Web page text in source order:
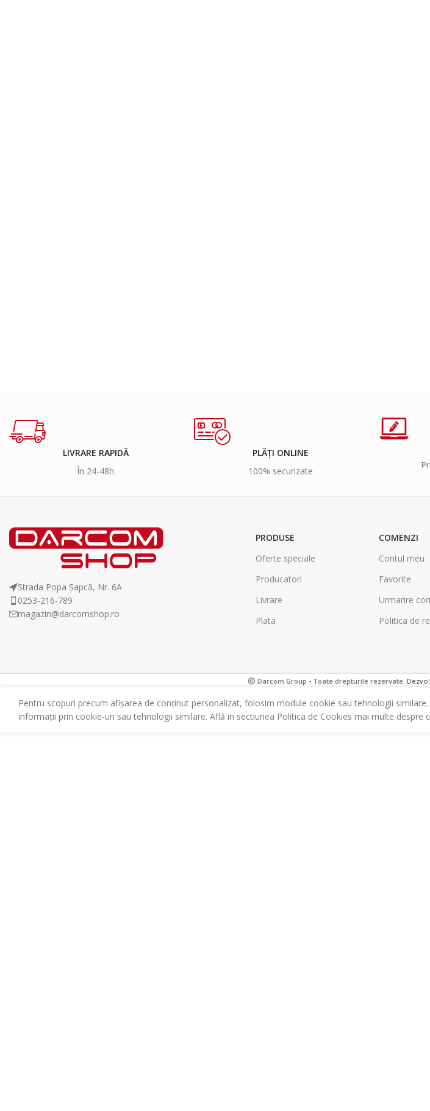
LIVRARE RAPIDĂ
În 24-48h
PLĂȚI ONLINE
100% securizate
Strada Popa Șapcă, Nr. 6A
0253-216-789
magazin@darcomshop.ro
PRODUSE
Oferte speciale
Producatori
Livrare
Plata
COMENZI
Contul meu
Favorite
Urmarire
Politica de
Darcom Group - Toate drepturile rezervate.
Pentru scopuri precum afișarea de conținut personalizat, folosim module cookie sau tehnologii
informații prin cookie-uri sau tehnologii similare. Află in sectiunea Politica de Cookies mai multe despre